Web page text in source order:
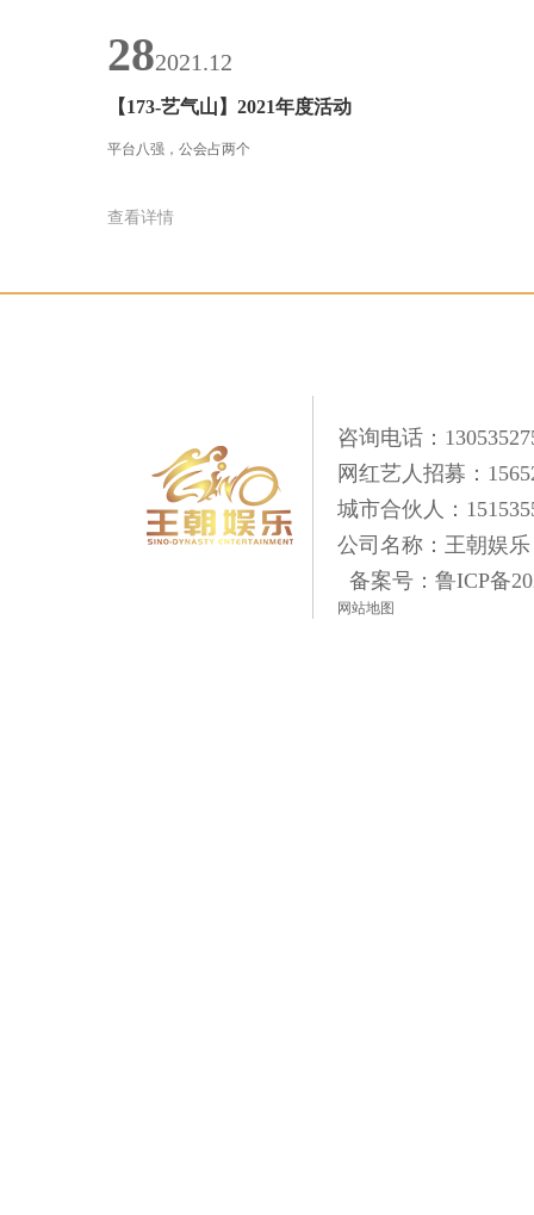
282021.12
【173-艺气山】2021年度活动
平台八强，公会占两个
查看详情
咨询电话：
网红艺人招募：
城市合伙人：
公司名称：王朝娱乐
备案号： 鲁ICP备
网站地图